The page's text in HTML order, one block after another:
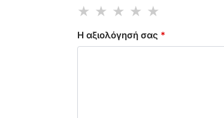
Η αξιολόγησή σας *